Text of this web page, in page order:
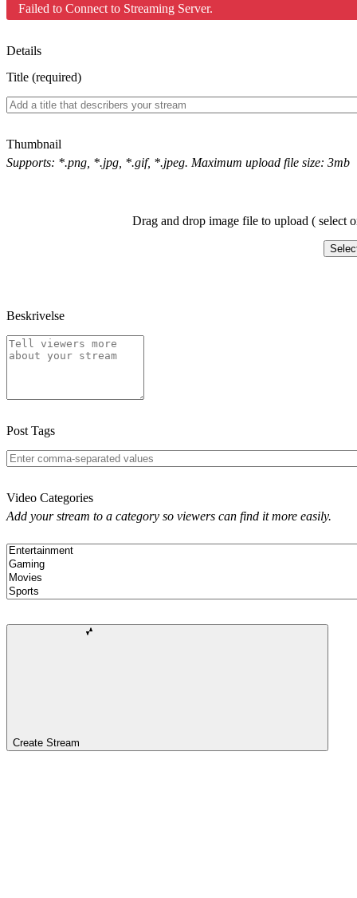
Failed to Connect to Streaming Server.
Details
Title (required)
Thumbnail
Supports: *.png, *.jpg, *.gif, *.jpeg. Maximum upload file size: 3mb
Drag and drop image file to upload ( select
Beskrivelse
Post Tags
Video Categories
Add your stream to a category so viewers can find it more easily.
Create Stream